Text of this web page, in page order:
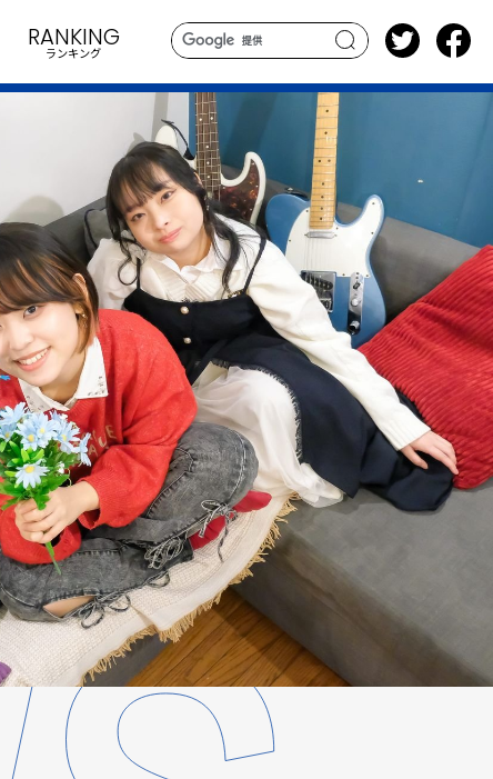
search
RANKING
ランキング